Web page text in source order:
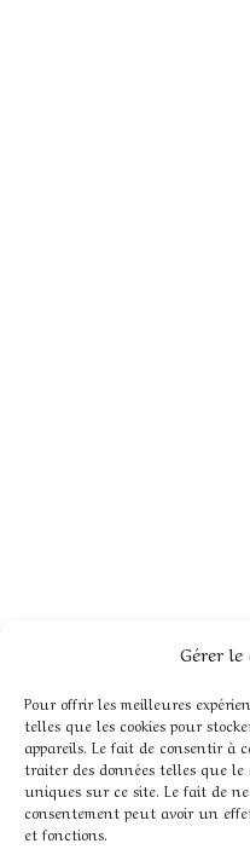
Gérer
Pour offrir les meilleures
telles que les cookies pour
appareils. Le fait de consentir à
traiter des données telles que
uniques sur ce site. Le fait de
consentement peut avoir un
et fonctions.